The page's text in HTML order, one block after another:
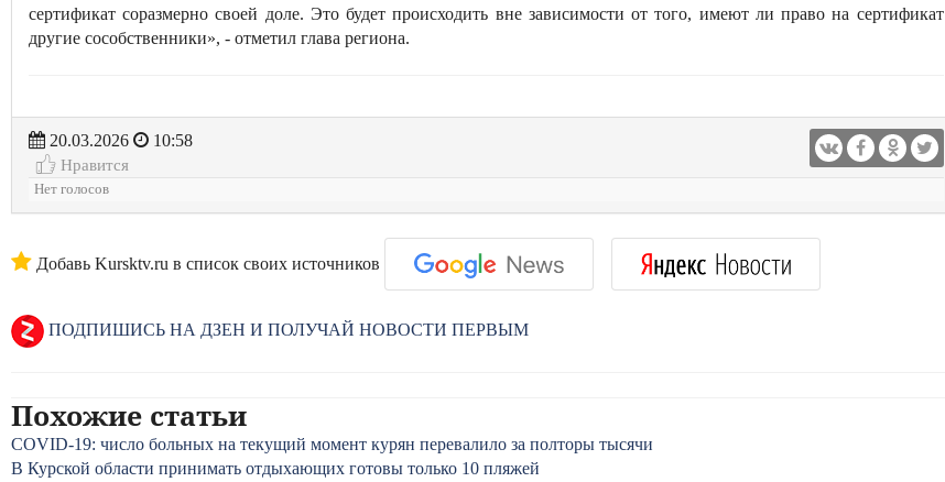
сертификат соразмерно своей доле. Это будет происходить вне зависимости от того, имеют ли право на сертификат
другие сособственники», - отметил глава региона.
20.03.2026
10:58
Нравится
Нет голосов
Добавь Kursktv.ru в список своих источников
ПОДПИШИСЬ НА ДЗЕН И ПОЛУЧАЙ НОВОСТИ ПЕРВЫМ
Похожие статьи
COVID-19: число больных на текущий момент курян перевалило за полторы тысячи
В Курской области принимать отдыхающих готовы только 10 пляжей